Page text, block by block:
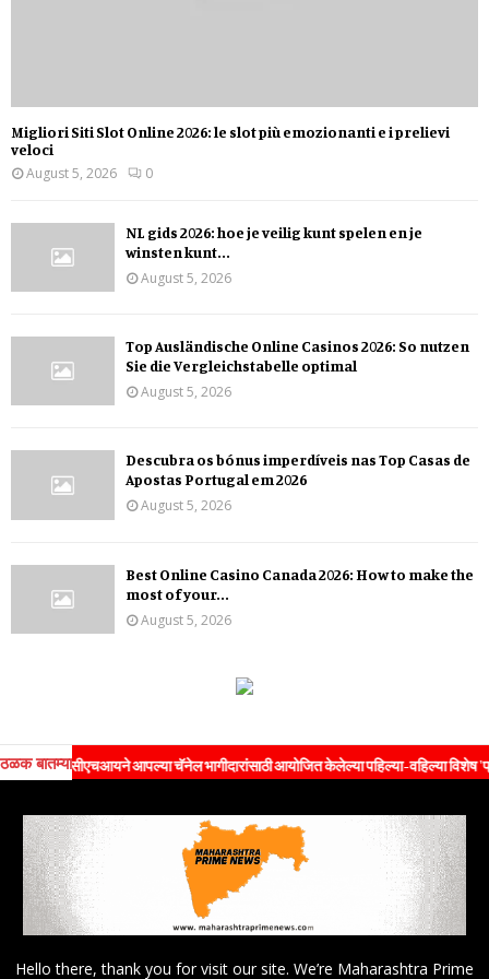
Migliori Siti Slot Online 2026: le slot più emozionanti e i prelievi
veloci
August 5, 2026
0
NL gids 2026: hoe je veilig kunt spelen en je
winsten kunt...
August 5, 2026
Top Ausländische Online Casinos 2026: So nutzen
Sie die Vergleichstabelle optimal
August 5, 2026
Descubra os bónus imperdíveis nas Top Casas de
Apostas Portugal em 2026
August 5, 2026
Best Online Casino Canada 2026: How to make the
most of your...
August 5, 2026
ठळक बातम्याआपल्या चॅनेल भागीदारांसाठी आयोजित केलेल्या पहिल्या-वहिल्या विशेष 'प्रॉपर्टी
Hello there, thank you for visit our site. We’re Maharashtra Prime